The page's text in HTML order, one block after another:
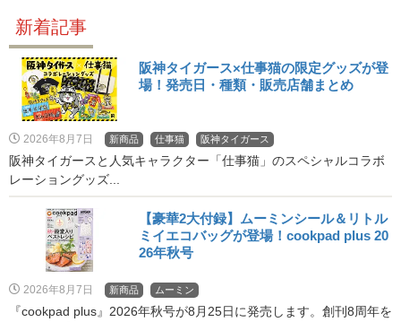
新着記事
阪神タイガース×仕事猫の限定グッズが登
場！発売日・種類・販売店舗まとめ
2026年8月7日 新商品 仕事猫 阪神タイガース
阪神タイガースと人気キャラクター「仕事猫」のスペシャルコラボ
レーショングッズ...
【豪華2大付録】ムーミンシール＆リトル
ミイエコバッグが登場！cookpad plus 20
26年秋号
2026年8月7日 新商品 ムーミン
『cookpad plus』2026年秋号が8月25日に発売します。創刊8周年を